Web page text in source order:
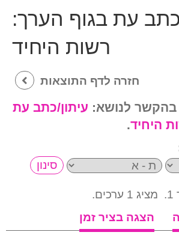
כתב עת בגוף הערך:
רשות היחיד
חזרה לדף התוצאות
עיתון/כתב עת
היחיד.
מציג 1 ערכים.
הצגה בציר זמן